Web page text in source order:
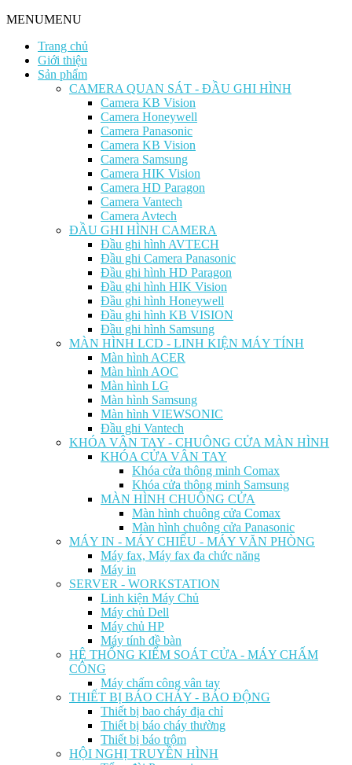
MENUMENU
Trang chủ
Giới thiệu
Sản phẩm
CAMERA QUAN SÁT - ĐẦU GHI HÌNH
Camera KB Vision
Camera Honeywell
Camera Panasonic
Camera KB Vision
Camera Samsung
Camera HIK Vision
Camera HD Paragon
Camera Vantech
Camera Avtech
ĐẦU GHI HÌNH CAMERA
Đầu ghi hình AVTECH
Đầu ghi Camera Panasonic
Đầu ghi hình HD Paragon
Đầu ghi hình HIK Vision
Đầu ghi hình Honeywell
Đầu ghi hình KB VISION
Đầu ghi hình Samsung
MÀN HÌNH LCD - LINH KIỆN MÁY TÍNH
Màn hình ACER
Màn hình AOC
Màn hình LG
Màn hình Samsung
Màn hình VIEWSONIC
Đầu ghi Vantech
KHÓA VÂN TAY - CHUÔNG CỬA MÀN HÌNH
KHÓA CỬA VÂN TAY
Khóa cửa thông minh Comax
Khóa cửa thông minh Samsung
MÀN HÌNH CHUÔNG CỬA
Màn hình chuông cửa Comax
Màn hình chuông cửa Panasonic
MÁY IN - MÁY CHIẾU - MÁY VĂN PHÒNG
Máy fax, Máy fax đa chức năng
Máy in
SERVER - WORKSTATION
Linh kiện Máy Chủ
Máy chủ Dell
Máy chủ HP
Máy tính đề bàn
HỆ THỐNG KIỂM SOÁT CỬA - MÁY CHẤM
CÔNG
Máy chấm công vân tay
THIẾT BỊ BÁO CHÁY - BÁO ĐỘNG
Thiết bị bao cháy địa chỉ
Thiết bị báo cháy thường
Thiết bị báo trộm
HỘI NGHỊ TRUYỀN HÌNH